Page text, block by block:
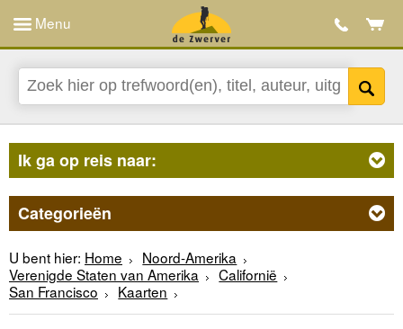
Menu
Ik ga op reis naar:
Categorieën
U bent hier: Home
Noord-Amerika
Verenigde Staten van Amerika
Californië
San Francisco
Kaarten